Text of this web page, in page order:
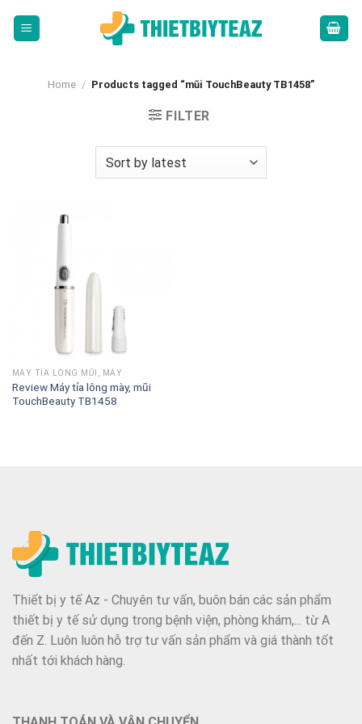
Home / Products tagged “mũi TouchBeauty TB1458”
FILTER
MÁY TỈA LÔNG MŨI, MÀY
Review Máy tỉa lông mày, mũi
TouchBeauty TB1458
Thiết bị y tế Az - Chuyên tư vấn, buôn bán các sản phẩm
thiết bị y tế sử dụng trong bệnh viện, phòng khám,... từ A
đến Z. Luôn luôn hỗ trợ tư vấn sản phẩm và giá thành tốt
nhất tới khách hàng.